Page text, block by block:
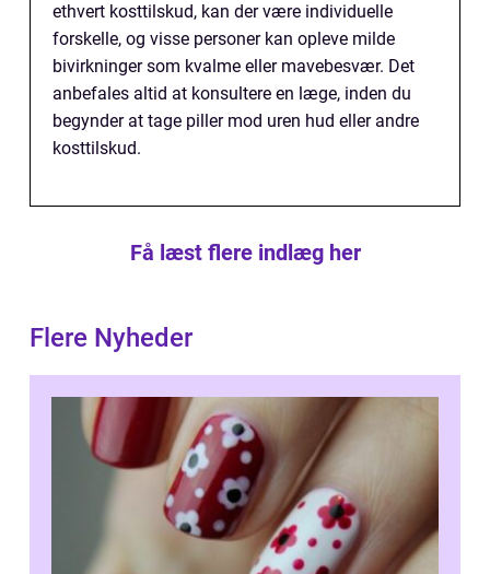
ethvert kosttilskud, kan der være individuelle
forskelle, og visse personer kan opleve milde
bivirkninger som kvalme eller mavebesvær. Det
anbefales altid at konsultere en læge, inden du
begynder at tage piller mod uren hud eller andre
kosttilskud.
Få læst flere indlæg her
Flere Nyheder